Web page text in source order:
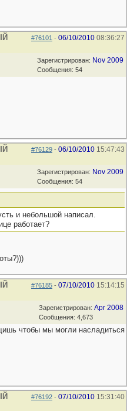
#76101 - 06/10/2010 08:36:27
Зарегистрирован: Nov 2009
Сообщения: 54
#76129 - 06/10/2010 15:47:43
Зарегистрирован: Nov 2009
Сообщения: 54
и небольшой написал.
работает?
#76185 - 07/10/2010 15:14:15
Зарегистрирован: Apr 2008
Сообщения: 4,673
чтобы мы могли насладиться
#76192 - 07/10/2010 15:31:40